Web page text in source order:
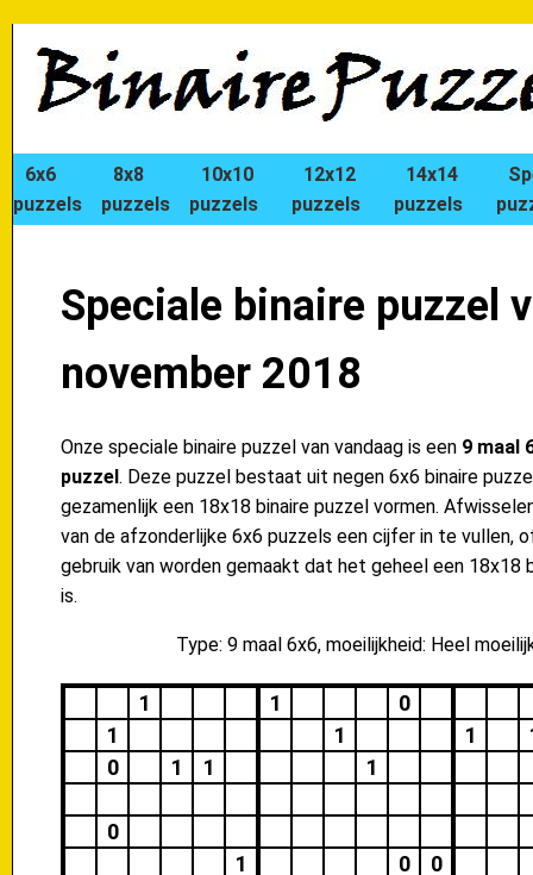
6x6
puzzels
8x8
puzzels
10x10
puzzels
12x12
puzzels
14x14
puzzels
Speciale binaire puzzel
november 2018
Onze speciale binaire puzzel van vandaag is een 9 maal
puzzel. Deze puzzel bestaat uit negen 6x6 binaire
gezamenlijk een 18x18 binaire puzzel vormen.
van de afzonderlijke 6x6 puzzels een cijfer in te vullen,
gebruik van worden gemaakt dat het geheel een 18x18
is.
Type: 9 maal 6x6, moeilijkheid: Heel
1 1
0
1
1 1
0
1 1 1
0
1
0
0